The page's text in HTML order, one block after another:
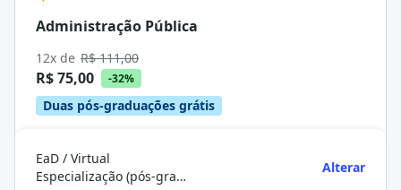
Administração Pública
12x de R$ 111,00
R$ 75,00 -32%
Duas pós-graduações grátis
EaD / Virtual
Especialização (pós-graduação)
Alterar